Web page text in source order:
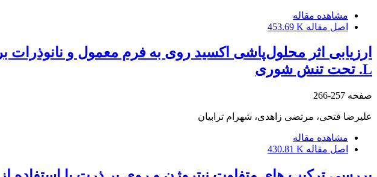
مشاهده مقاله
اصل مقاله 453.69 K
L. تحت تنش شوری
صفحه 257-266
علیرضا فتحی، مرتضی زاهدی، شهرام ترابیان
مشاهده مقاله
اصل مقاله 430.81 K